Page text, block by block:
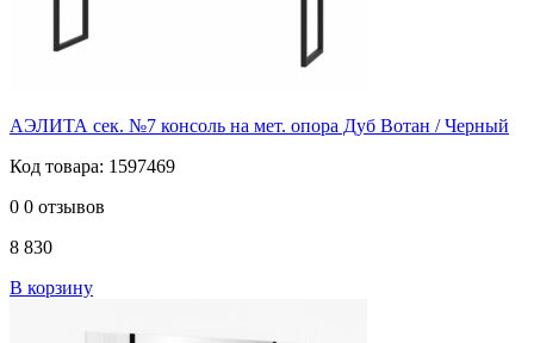
АЭЛИТА сек. №7 консоль на мет. опора Дуб Вотан / Черный
Код товара: 1597469
0 0 отзывов
8 830
В корзину